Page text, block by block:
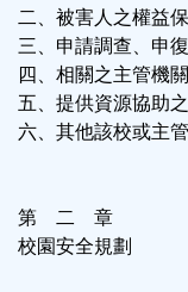
二、被害人之權益
三、申請調查、申
四、相關之主管機
五、提供資源協助
六、其他該校或主
第 二 章
校園安全規劃